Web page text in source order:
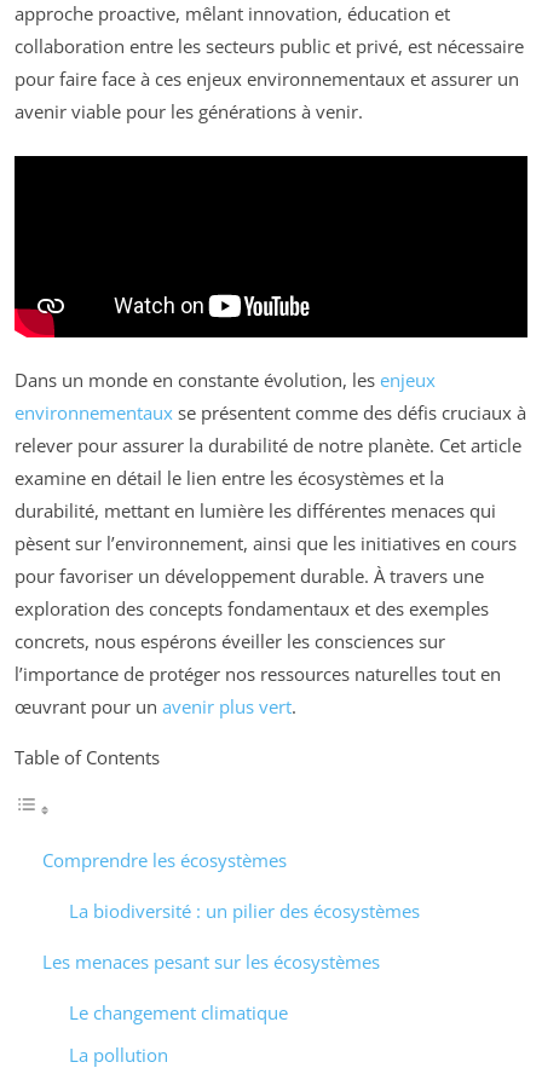
approche proactive, mêlant innovation, éducation et
collaboration entre les secteurs public et privé, est nécessaire
pour faire face à ces enjeux environnementaux et assurer un
avenir viable pour les générations à venir.
Dans un monde en constante évolution, les enjeux
environnementaux se présentent comme des défis cruciaux à
relever pour assurer la durabilité de notre planète. Cet article
examine en détail le lien entre les écosystèmes et la
durabilité, mettant en lumière les différentes menaces qui
pèsent sur l’environnement, ainsi que les initiatives en cours
pour favoriser un développement durable. À travers une
exploration des concepts fondamentaux et des exemples
concrets, nous espérons éveiller les consciences sur
l’importance de protéger nos ressources naturelles tout en
œuvrant pour un avenir plus vert.
Table of Contents
Comprendre les écosystèmes
La biodiversité : un pilier des écosystèmes
Les menaces pesant sur les écosystèmes
Le changement climatique
La pollution